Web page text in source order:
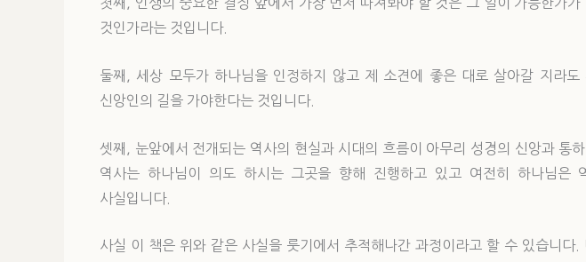
첫째, 인생의 중요한 결정 앞에서 가장 먼저 따져봐야 할 것은 그 일이 가능한가
것인가라는 것입니다.
둘째, 세상 모두가 하나님을 인정하지 않고 제 소견에 좋은 대로 살아갈 지라도
신앙인의 길을 가야한다는 것입니다.
셋째, 눈앞에서 전개되는 역사의 현실과 시대의 흐름이 아무리 성경의 신앙과 통
역사는 하나님이 의도 하시는 그곳을 향해 진행하고 있고 여전히 하나님은
사실입니다.
사실 이 책은 위와 같은 사실을 룻기에서 추적해나간 과정이라고 할 수 있습니다